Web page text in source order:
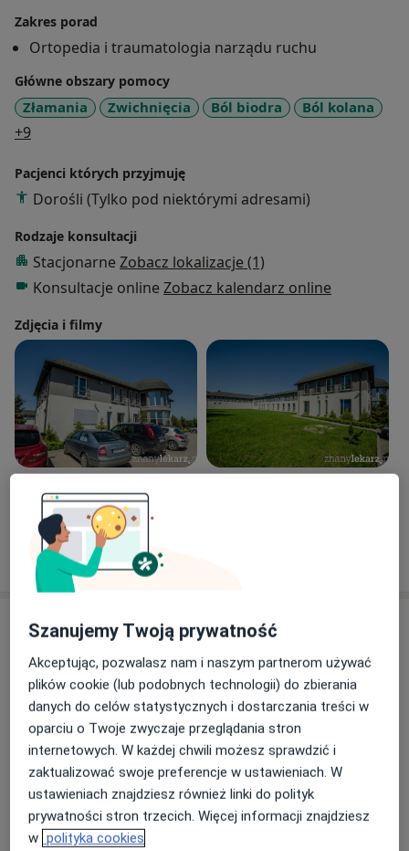
Zakres porad
Ortopedia i traumatologia narządu ruchu
Główne obszary pomocy
Złamania Zwichnięcia Ból biodra Ból kolana
+9a11y_sr_more_diseases
Pacjenci których przyjmuję
Dorośli (Tylko pod niektórymi adresami)
Rodzaje konsultacji
Stacjonarne Zobacz lokalizacje (1)
Konsultacje online Zobacz kalendarz online
Zdjęcia i filmy
Zobacz galerię (9)
Pokaż więcej
Usługi i ceny
Konsultacja ortopedyczna + USG
400 zł Szczegóły Umów wizytę
Konsultacja ortopedyczna
Od 300 zł Szczegóły
Konsultacja online
150 zł Szczegóły
Szanujemy Twoją prywatność
Akceptując, pozwalasz nam i naszym partnerom używać
plików cookie (lub podobnych technologii) do zbierania
danych do celów statystycznych i dostarczania treści w
oparciu o Twoje zwyczaje przeglądania stron
internetowych. W każdej chwili możesz sprawdzić i
zaktualizować swoje preferencje w ustawieniach. W
ustawieniach znajdziesz również linki do polityk
prywatności stron trzecich. Więcej informacji znajdziesz
w polityka cookies